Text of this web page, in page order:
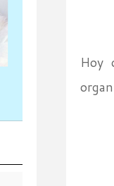
Hoy